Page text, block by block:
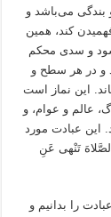
بندگی می‌باشد و
کند، همین
و سدی محکم
و در هر سطح و
این نماز است
عالم و عوام، و
این عبادت مورد
تَنْهى‏ عَنِ
را بدانیم و